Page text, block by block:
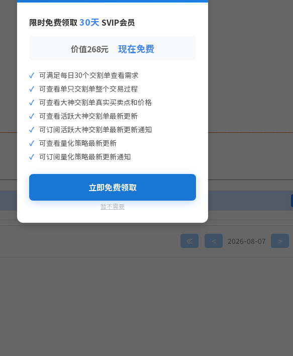
暂无流水记录
生成支付二维码
点击生成支付二维码
生成支付二维码
≪ < 2026-08-07 >
限时免费领取30天 SVIP会员
价值268元 现在免费
可满足每日30个交割单查看需求
可查看单只交割单整个交易过程
可查看大神交割单真实买卖点和价格
可查看活跃大神交割单最新更新
可订阅活跃大神交割单最新更新通知
可查看量化策略最新更新
可订阅量化策略最新更新通知
立即免费领取
暂不需要